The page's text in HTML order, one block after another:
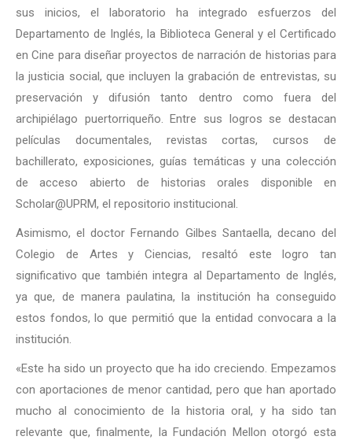
sus inicios, el laboratorio ha integrado esfuerzos del
Departamento de Inglés, la Biblioteca General y el Certificado
en Cine para diseñar proyectos de narración de historias para
la justicia social, que incluyen la grabación de entrevistas, su
preservación y difusión tanto dentro como fuera del
archipiélago puertorriqueño. Entre sus logros se destacan
películas documentales, revistas cortas, cursos de
bachillerato, exposiciones, guías temáticas y una colección
de acceso abierto de historias orales disponible en
Scholar@UPRM, el repositorio institucional.
Asimismo, el doctor Fernando Gilbes Santaella, decano del
Colegio de Artes y Ciencias, resaltó este logro tan
significativo que también integra al Departamento de Inglés,
ya que, de manera paulatina, la institución ha conseguido
estos fondos, lo que permitió que la entidad convocara a la
institución.
«Este ha sido un proyecto que ha ido creciendo. Empezamos
con aportaciones de menor cantidad, pero que han aportado
mucho al conocimiento de la historia oral, y ha sido tan
relevante que, finalmente, la Fundación Mellon otorgó esta